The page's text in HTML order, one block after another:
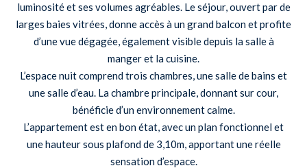
luminosité et ses volumes agréables. Le séjour, ouvert par de
larges baies vitrées, donne accès à un grand balcon et profite
d’une vue dégagée, également visible depuis la salle à
manger et la cuisine.
L’espace nuit comprend trois chambres, une salle de bains et
une salle d’eau. La chambre principale, donnant sur cour,
bénéficie d’un environnement calme.
L’appartement est en bon état, avec un plan fonctionnel et
une hauteur sous plafond de 3,10m, apportant une réelle
sensation d’espace.